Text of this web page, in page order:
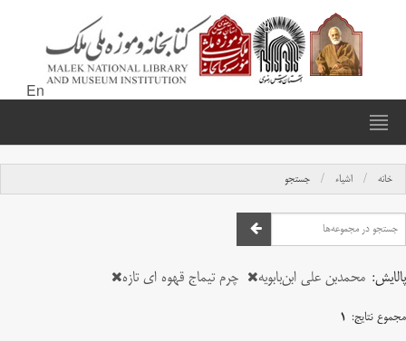
En
خانه اشیاء جستجو
پالایش: محمدبن علی ابن‌بابویه چرم تیماج قهوه ای تازه
مجموع نتایج: ۱